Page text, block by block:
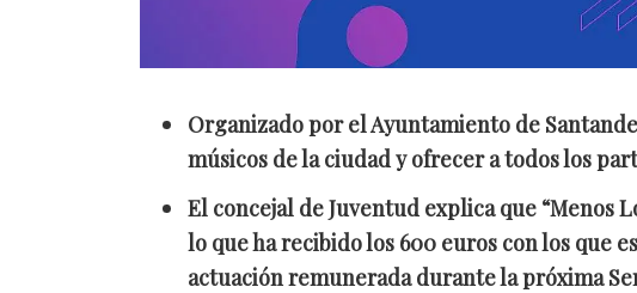
Organizado por el Ayuntamiento de
músicos de la ciudad y ofrecer a todos los
El concejal de Juventud explica que “Menos
lo que ha recibido los 600 euros con los que
actuación remunerada durante la próxima